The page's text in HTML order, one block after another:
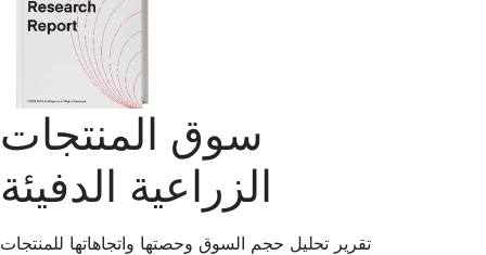
سوق المنتجات
الزراعية الدفيئة
تقرير تحليل حجم السوق وحصتها واتجاهاتها للمنتجات